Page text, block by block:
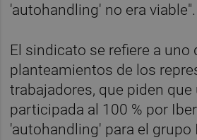
'autohandling' no era viable".
El sindicato se refiere a uno
planteamientos de los
trabajadores, que piden que
participada al 100 % por
'autohandling' para el grupo